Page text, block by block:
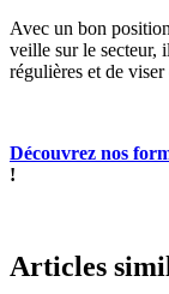
Avec un bon
veille sur le secteur,
régulières et de
Découvrez nos
!
Articles